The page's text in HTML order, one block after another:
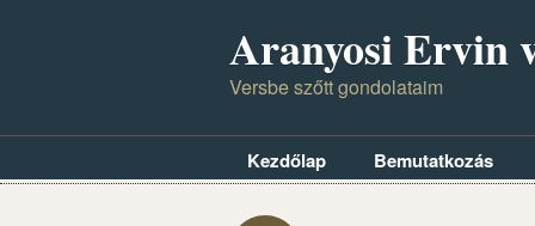
Aranyosi Ervin
Versbe szőtt gondolataim
Kezdőlap Bemutatkozás